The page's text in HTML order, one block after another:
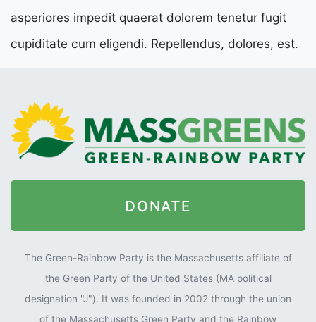
asperiores impedit quaerat dolorem tenetur fugit
cupiditate cum eligendi. Repellendus, dolores, est.
DONATE
The Green-Rainbow Party is the Massachusetts affiliate of
the Green Party of the United States (MA political
designation "J"). It was founded in 2002 through the union
of the Massachusetts Green Party and the Rainbow